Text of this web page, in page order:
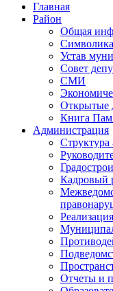
Главная
Район
Общая
Символика
Устав
Совет
СМИ
Открытые
Книга
Администрация
Кадровый
Отчеты и